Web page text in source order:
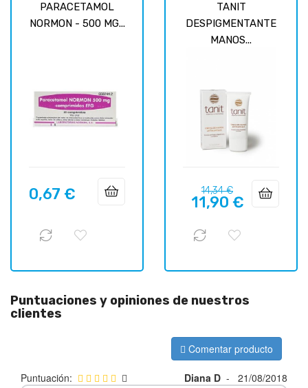
PARACETAMOL
NORMON - 500 MG...
Precio
0,67 €
TANIT
DESPIGMENTANTE
MANOS...
Precio
regular
14,34 €Precio
11,90 €
Puntuaciones y opiniones de nuestros
clientes
Comentar producto
Puntuación: Diana D -
21/08/2018